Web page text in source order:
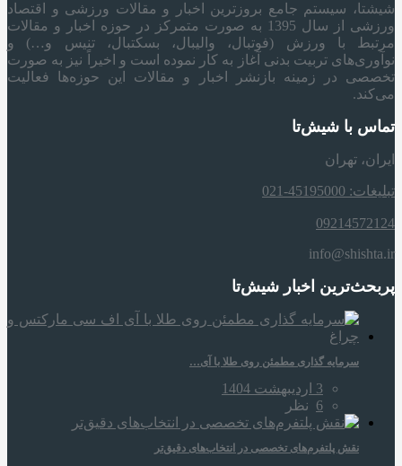
شیشتا، سیستم جامع بروزترین اخبار و مقالات ورزشی و اقتصاد
ورزشی از سال 1395 به صورت متمرکز در حوزه اخبار و مقالات
مرتبط با ورزش (فوتبال، والیبال، بسکتبال، تنیس و…) و
نوآوری‌های تربیت بدنی آغاز به کار نموده است و اخیراً نیز به صورت
تخصصی در زمینه بازنشر اخبار و مقالات این حوزه‌ها فعالیت
می‌کند.
تماس با شیش‌تا
ایران، تهران
تبلیغات: 45195000-021
09214572124
info@shishta.ir
پربحث‌ترین اخبار شیش‌تا
سرمایه‌ گذاری مطمئن روی طلا با آی…
3 اردیبهشت 1404
6 نظر
نقش پلتفرم‌های تخصصی در انتخاب‌های دقیق‌تر